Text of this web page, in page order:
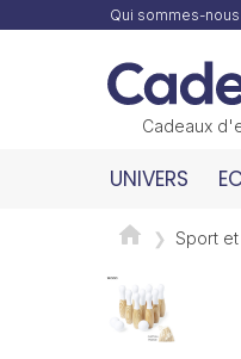
Qui sommes-nous
Cadeaux
UNIVERS
Sport et